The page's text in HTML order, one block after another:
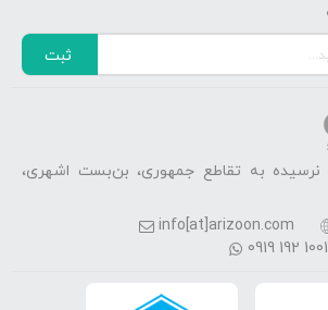
ثبت
نرسیده به تقاطع جمهوری، بن‌بست اشهری،
info[at]arizoon.com
0919 192 1001